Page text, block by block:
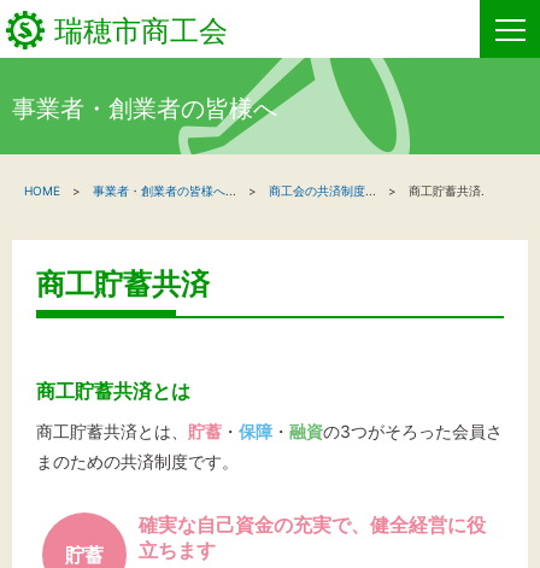
瑞穂市商工会
新着情報
関係機関の方へ
お問い合わせ
事業者・創業者の皆様へ
HOME 事業者・創業者の皆様へ 商工会の共済制度 商工貯蓄共済.
商工貯蓄共済
商工貯蓄共済とは
商工貯蓄共済とは、 貯蓄 ・ 保障 ・ 融資の3つがそろった会員さ
まのための共済制度です。
貯蓄
確実な自己資金の充実で、健全経営に役
立ちます